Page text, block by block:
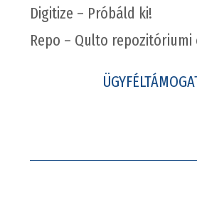
Digitize – Próbáld ki!
Repo – Qulto